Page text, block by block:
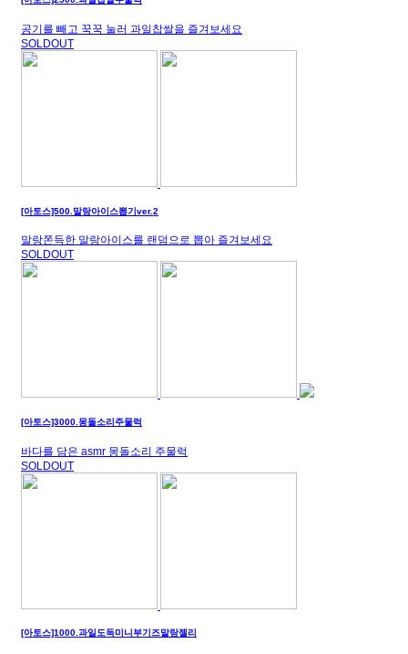
공기를 빼고 꾹꾹 눌러 과일찹쌀을 즐겨보세요
SOLDOUT
[아토스]500.말랑아이스뽑기ver.2
말랑쫀득한 말랑아이스를 랜덤으로 뽑아 즐겨보세요
SOLDOUT
[아토스]3000.몽돌소리주물럭
바다를 담은 asmr 몽돌소리 주물럭
SOLDOUT
[아토스]1000.과일도독미니부기즈말랑젤리